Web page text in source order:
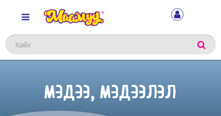
Хайх
МЭДЭЭ, МЭДЭЭЛЭЛ